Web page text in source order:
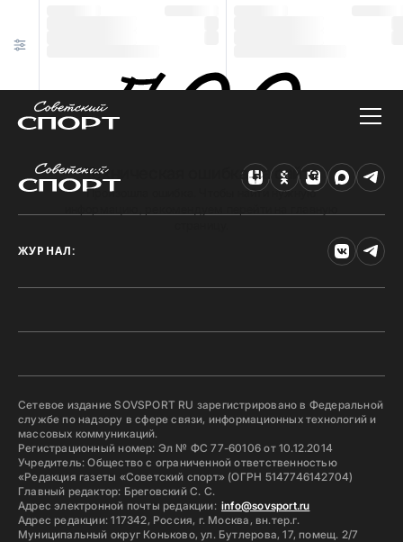
Техническая ошибка на сайте
Произошла ошибка. Чтобы найти нужную
ЖУРНАЛ:
Сетевое издание SOVSPORT RU зарегистрировано в Федеральной
службе по надзору в сфере связи, информационных технологий и
массовых коммуникаций.
Регистрационный номер: Эл № ФС 77-60106 от 10.12.2014
Учредитель: Общество с ограниченной ответственностью
«Редакция газеты «Советский спорт» (ОГРН 5147746142704)
Главный редактор: Бреговский С. С.
Адрес электронной почты редакции: info@sovsport.ru
Адрес редакции: 117342, Россия, г. Москва, вн.тер.г.
Муниципальный округ Коньково, ул. Бутлерова, 17, помещ. 2/7